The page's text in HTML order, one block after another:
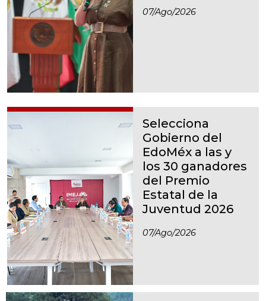
07/ago/2026
Selecciona
Gobierno del
EdoMéx a las y
los 30 ganadores
del Premio
Estatal de la
Juventud 2026
07/ago/2026